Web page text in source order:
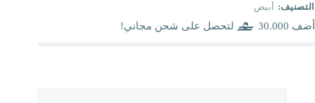
التصنيف: أبيض
أضف 30.000 لتحصل على شحن مجاني!